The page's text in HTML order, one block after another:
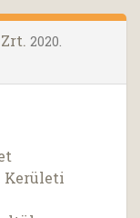
2020.
Kerületi